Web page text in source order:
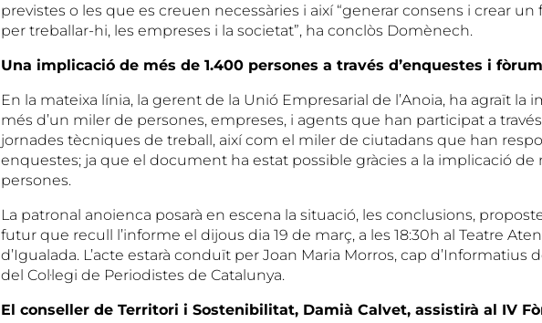
previstes o les que es creuen necessàries i així “generar consens i crear
per treballar-hi, les empreses i la societat”, ha conclòs Domènech.
Una implicació de més de 1.400 persones a través d’enquestes i
En la mateixa línia, la gerent de la Unió Empresarial de l’Anoia, ha agraït la
més d’un miler de persones, empreses, i agents que han participat a
jornades tècniques de treball, així com el miler de ciutadans que han
enquestes; ja que el document ha estat possible gràcies a la implicació de
persones.
La patronal anoienca posarà en escena la situació, les conclusions,
futur que recull l’informe el dijous dia 19 de març, a les 18:30h al Teatre
d’Igualada. L’acte estarà conduït per Joan Maria Morros, cap d’Informatius
del Col·legi de Periodistes de Catalunya.
El conseller de Territori i Sostenibilitat, Damià Calvet, assistirà al IV